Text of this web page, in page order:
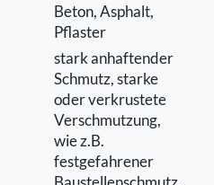
Beton, Asphalt,
Pﬂaster
stark anhaftender
Schmutz, starke
oder verkrustete
Verschmutzung,
wie z.B.
festgefahrener